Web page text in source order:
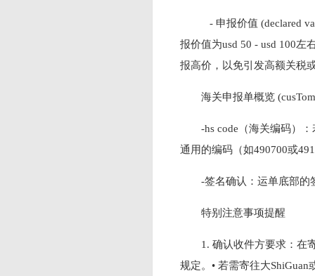
- 申报价值 (declared
报价值为usd 50 - usd 100左
报高价，以免引发高额关税
海关申报单概览
-hs code（海关编码）
通用的编码（如490700或
-签名确认：运单底部的
特别注意事项提醒
1. 确认收件方要求：在
规定。• 若需寄往大